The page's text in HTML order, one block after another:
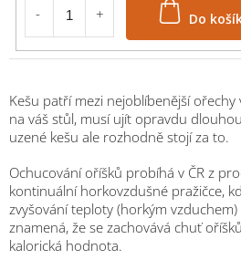
Do košíku
Kešu patří mezi nejoblíbenější
na váš stůl, musí ujít opravdu
uzené kešu ale rozhodně stojí za to.
Ochucování oříšků probíhá v ČR z
kontinuální horkovzdušné pražičce,
zvyšování teploty (horkým
znamená, že se zachovává chuť
kalorická hodnota.